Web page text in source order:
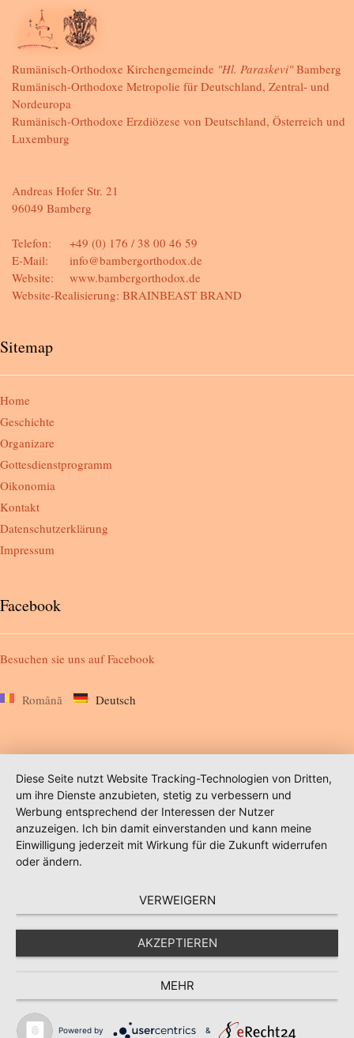
Rumänisch-Orthodoxe Kirchengemeinde "Hl. Paraskevi"Bamberg
Rumänisch-Orthodoxe Metropolie für Deutschland, Zentral- und
Nordeuropa
Rumänisch-Orthodoxe Erzdiözese von Deutschland, Österreich und
Luxemburg
Andreas Hofer Str. 21
96049 Bamberg
Telefon:
E-Mail:
Website:
+49 (0) 176 / 38 00 46 59
info@bambergorthodox.de
www.bambergorthodox.de
Website-Realisierung: BRAINBEAST BRAND
Sitemap
Home
Geschichte
Organizare
Gottesdienstprogramm
Oikonomia
Kontakt
Datenschutzerklärung
Impressum
Facebook
Besuchen sie uns aufFacebook
Română Deutsch
Diese Seite nutzt Website Tracking-Technologien von Dritten,
um ihre Dienste anzubieten, stetig zu verbessern und
Werbung entsprechend der Interessen der Nutzer
anzuzeigen. Ich bin damit einverstanden und kann meine
Einwilligung jederzeit mit Wirkung für die Zukunft widerrufen
oder ändern.
VERWEIGERN
AKZEPTIEREN
MEHR
Powered by &